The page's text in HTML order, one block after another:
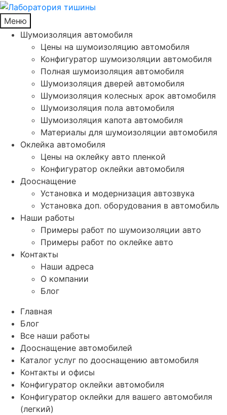
Меню
Шумоизоляция автомобиля
Цены на шумоизоляцию автомобиля
Конфигуратор шумоизоляции автомобиля
Полная шумоизоляция автомобиля
Шумоизоляция дверей автомобиля
Шумоизоляция колесных арок автомобиля
Шумоизоляция пола автомобиля
Шумоизоляция капота автомобиля
Материалы для шумоизоляции автомобиля
Оклейка автомобиля
Цены на оклейку авто пленкой
Конфигуратор оклейки автомобиля
Дооснащение
Установка и модернизация автозвука
Установка доп. оборудования в автомобиль
Наши работы
Примеры работ по шумоизоляции авто
Примеры работ по оклейке авто
Контакты
Наши адреса
О компании
Блог
Главная
Блог
Все наши работы
Дооснащение автомобилей
Каталог услуг по дооснащению автомобиля
Контакты и офисы
Конфигуратор оклейки автомобиля
Конфигуратор оклейки для вашего автомобиля
(легкий)